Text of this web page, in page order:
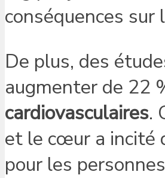
conséquences
De plus, des
augmenter de 22
cardiovasculaires.
et le cœur a incité
pour les